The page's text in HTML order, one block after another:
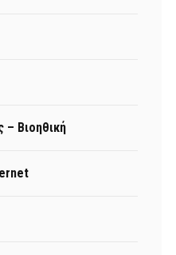
– Βιοηθική